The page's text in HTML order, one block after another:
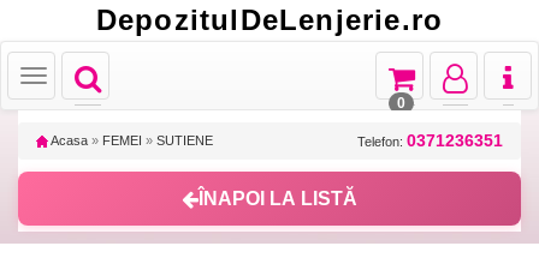
DepozitulDeLenjerie.ro
Toggle
navigation
Toggle
Toggle
navigation
Toggle
navigation
Toggle
navigation
0
Acasa » FEMEI » SUTIENE Telefon: 0371236351
ÎNAPOI LA LISTĂ